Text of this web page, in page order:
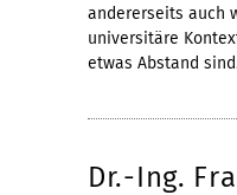
andererseits auch
universitäre
etwas Abstand
Dr.-Ing.